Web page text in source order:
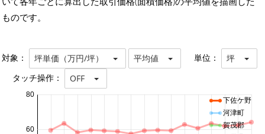
ものです。
対象： 坪単価（万円/坪） 平均値 単位： 坪
タッチ操作： OFF
60
80
下佐ケ野
河津町
賀茂郡